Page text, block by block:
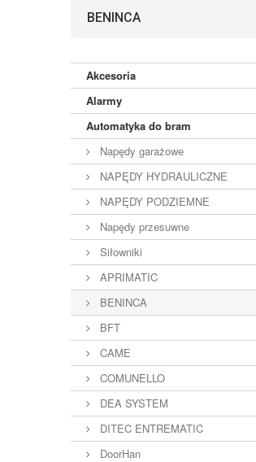
BENINCA
Akcesoria
Alarmy
Automatyka do bram
Napędy garażowe
NAPĘDY HYDRAULICZNE
NAPĘDY PODZIEMNE
Napędy przesuwne
Siłowniki
APRIMATIC
BENINCA
BFT
CAME
COMUNELLO
DEA SYSTEM
DITEC ENTREMATIC
DoorHan